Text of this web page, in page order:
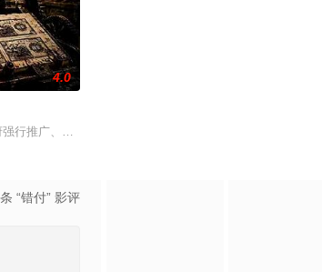
。两人联手查出诈骗团伙
鉴定技术的支持下，通过摸排、勘查等传统刑侦手段，
4.0
行推广、使用由“中国准备银行”发行的伪钞货币。根据党
条 “错付” 影评